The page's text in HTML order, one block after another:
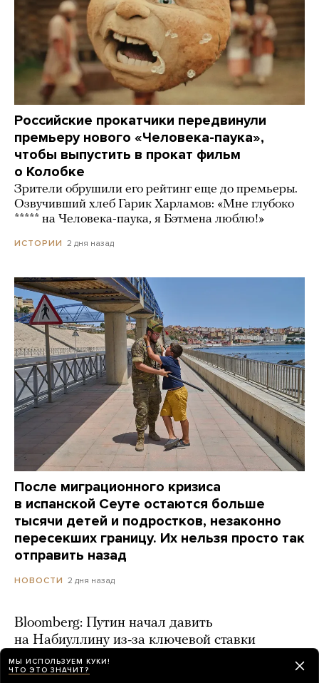
Российские прокатчики передвинули
премьеру нового «Человека-паука»,
чтобы выпустить в прокат фильм
о Колобке
Зрители обрушили его рейтинг еще до премьеры.
Озвучивший хлеб Гарик Харламов: «Мне глубоко
***** на Человека-паука, я Бэтмена люблю!»
ИСТОРИИ 2 дня назад
После миграционного кризиса
в испанской Сеуте остаются больше
тысячи детей и подростков, незаконно
пересекших границу. Их нельзя просто так
отправить назад
НОВОСТИ 2 дня назад
Bloomberg: Путин начал давить
на Набиуллину из-за ключевой ставки
2 дня назад
МЫ ИСПОЛЬЗУЕМ КУКИ!
ЧТО ЭТО ЗНАЧИТ?